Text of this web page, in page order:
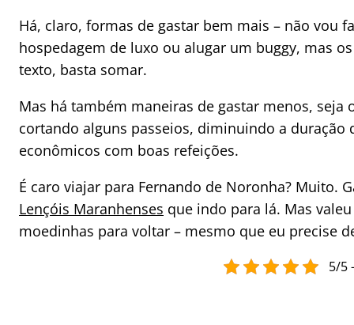
Há, claro, formas de gastar bem mais – não vou
hospedagem de luxo ou alugar um buggy, mas
texto, basta somar.
Mas há também maneiras de gastar menos, seja
cortando alguns passeios, diminuindo a
econômicos com boas refeições.
É caro viajar para Fernando de Noronha? Muito.
Lençóis Maranhenses que indo para lá. Mas
moedinhas para voltar – mesmo que eu precise
5/5